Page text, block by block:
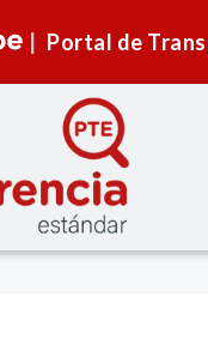
Portal de